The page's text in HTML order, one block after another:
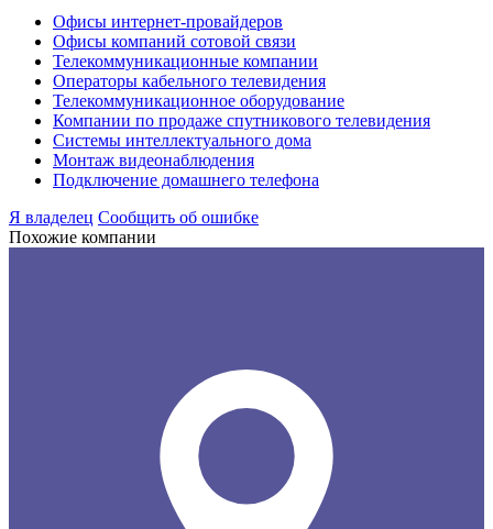
Офисы интернет-провайдеров
Офисы компаний сотовой связи
Телекоммуникационные компании
Операторы кабельного телевидения
Телекоммуникационное оборудование
Компании по продаже спутникового телевидения
Системы интеллектуального дома
Монтаж видеонаблюдения
Подключение домашнего телефона
Я владелец Сообщить об ошибке
Похожие компании